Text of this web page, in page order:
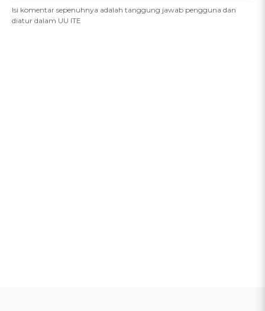
Isi komentar sepenuhnya adalah tanggung jawab pengguna dan
diatur dalam UU ITE